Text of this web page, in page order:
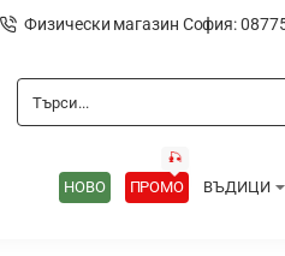
Физически магазин София:
Търси...
НОВО ПРОМО
🎣
ВЪДИЦИ